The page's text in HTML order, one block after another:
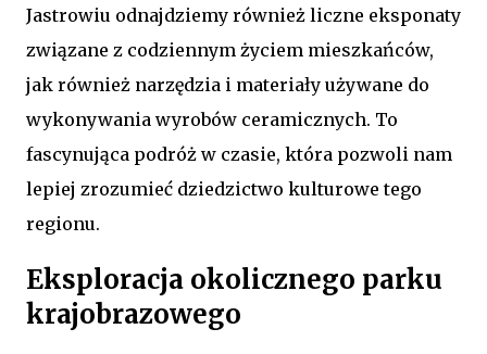
Jastrowiu odnajdziemy również liczne eksponaty
związane z codziennym życiem mieszkańców,
jak również narzędzia i materiały używane do
wykonywania wyrobów ceramicznych. To
fascynująca podróż w czasie, która pozwoli nam
lepiej zrozumieć dziedzictwo kulturowe tego
regionu.
Eksploracja okolicznego parku
krajobrazowego